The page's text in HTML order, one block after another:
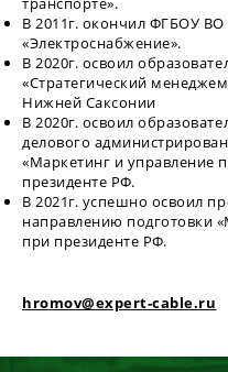
В 2011г. окончил ФГБОУ
«Электроснабжение».
В 2020г. освоил
«Стратегический
Нижней Саксонии
В 2020г. освоил
делового
«Маркетинг и
президенте РФ.
В 2021г. успешно освоил
направлению подготовки
при президенте РФ.
hromov@expert-cable.ru